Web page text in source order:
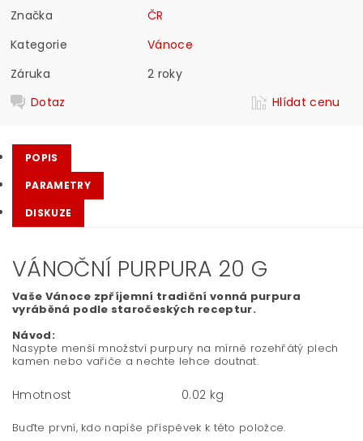
Značka
ČR
Kategorie
Vánoce
Záruka
2 roky
Dotaz
Hlídat cenu
POPIS
PARAMETRY
DISKUZE
VÁNOČNÍ PURPURA 20 G
Vaše Vánoce zpříjemní tradiční vonná purpura
vyráběná podle staročeských receptur.
Návod:
Nasypte menší množství purpury na mírně rozehřátý plech
kamen nebo vařiče a nechte lehce doutnat.
Hmotnost 0.02 kg
Buďte první, kdo napíše příspěvek k této položce.